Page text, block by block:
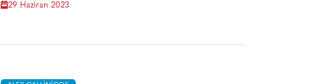
29 Haziran 2023